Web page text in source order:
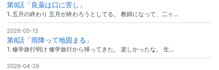
第9話「良薬は口に苦し」
1. 五月の終わり 五月が終わろうとしてる。 教師になって、二ヶ…
2026-05-13
第8話「雨降って地固まる」
1. 修学旅行明け 修学旅行から帰ってきた。 楽しかったな。 生…
2026-04-29